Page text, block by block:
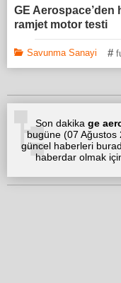
GE Aerospace’den
ramjet motor testi
Savunma Sanayi #
Son dakika ge
bugüne (07 Ağustos
güncel haberleri
haberdar olmak